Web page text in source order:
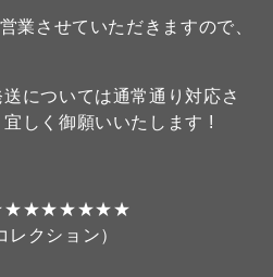
業させていただきますので、
については通常通り対応さ
しく御願いいたします !
クション）